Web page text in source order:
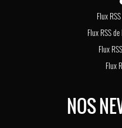
Flux
Flux RSS
Flux
Flux
NOS